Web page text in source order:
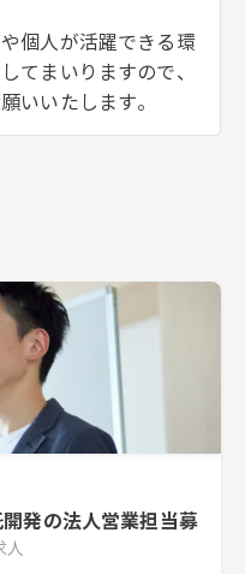
個人が活躍できる環
てまいりますので、
いいたします。
発の法人営業担当募
人